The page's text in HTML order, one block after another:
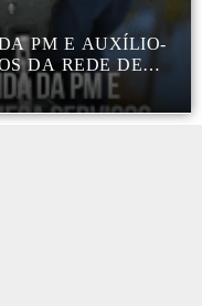
PM E AUXÍLIO-
DA REDE DE
DE SP